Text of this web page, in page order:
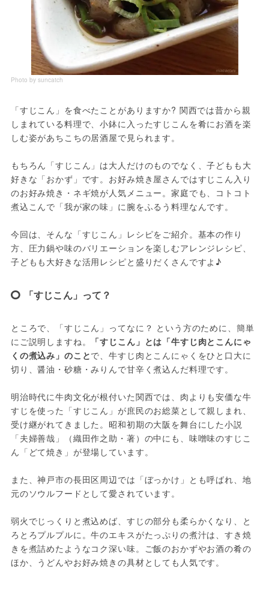
Photo by suncatch
「すじこん」を食べたことがありますか? 関西では昔から親
しまれている料理で、小鉢に入ったすじこんを肴にお酒を楽
しむ姿があちこちの居酒屋で見られます。
もちろん「すじこん」は大人だけのものでなく、子どもも大
好きな「おかず」です。お好み焼き屋さんではすじこん入り
のお好み焼き・ネギ焼が人気メニュー。家庭でも、コトコト
煮込こんで「我が家の味」に腕をふるう料理なんです。
今回は、そんな「すじこん」レシピをご紹介。基本の作り
方、圧力鍋や味のバリエーションを楽しむアレンジレシピ、
子どもも大好きな活用レシピと盛りだくさんですよ♪
「すじこん」って？
ところで、「すじこん」ってなに？ という方のために、簡単
にご説明しますね。
「すじこん」とは「牛すじ肉とこんにゃ
くの煮込み」のことで、牛すじ肉とこんにゃくをひと口大に
切り、醤油・砂糖・みりんで甘辛く煮込んだ料理です。
明治時代に牛肉文化が根付いた関西では、肉よりも安価な牛
すじを使った「すじこん」が庶民のお総菜として親しまれ、
受け継がれてきました。昭和初期の大阪を舞台にした小説
「夫婦善哉」（織田作之助・著）の中にも、味噌味のすじこ
ん「どて焼き」が登場しています。
また、神戸市の長田区周辺では「ぼっかけ」とも呼ばれ、地
元のソウルフードとして愛されています。
弱火でじっくりと煮込めば、すじの部分も柔らかくなり、と
ろとろプルプルに。牛のエキスがたっぷりの煮汁は、すき焼
きを煮詰めたようなコク深い味。ご飯のおかずやお酒の肴の
ほか、うどんやお好み焼きの具材としても人気です。